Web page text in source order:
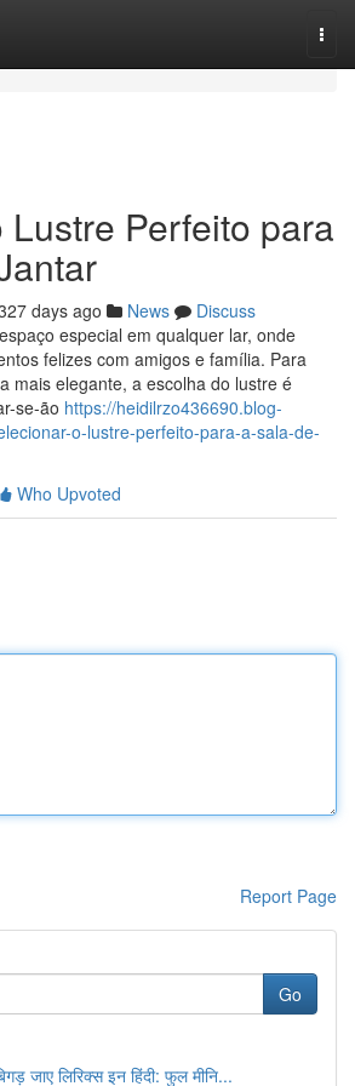
Lustre Perfeito para
days ago News
Discuss
especial em qualquer lar, onde
felizes com amigos e família. Para
mais elegante, a escolha do lustre é
se-ão https://heidilrzo436690.blog-
o-lustre-perfeito-para-a-sala-de-
Who Upvoted
Report Page
Go
जाए लिरिक्स इन हिंदी: फुल मीनि...